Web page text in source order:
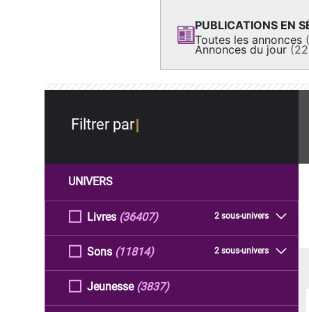
PUBLICATIONS EN
Toutes les annonces
Annonces du jour
Filtrer par
UNIVERS
Livres 2 sous-univers
(36407)
Sons 2 sous-univers
(11814)
Jeunesse (3837)